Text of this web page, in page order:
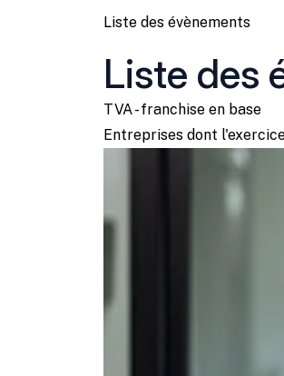
Liste des évènements
Liste des
TVA - franchise en base
Entreprises dont